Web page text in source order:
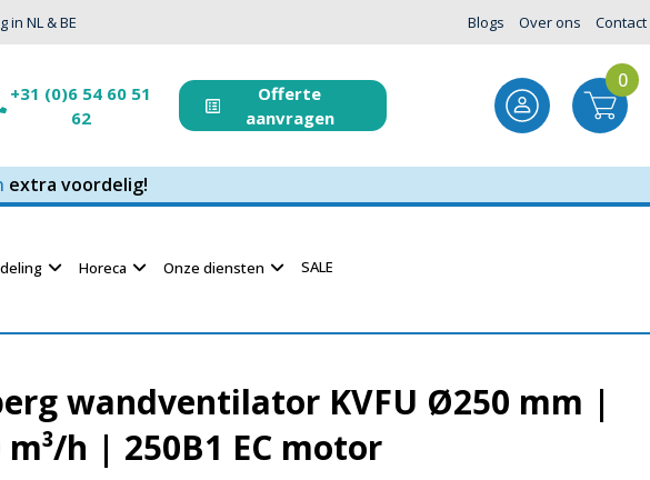
in NL & BE Blogs Over ons Contact
+31 (0)6 54 60 51
62
Offerte
aanvragen
0
extra voordelig!
Horeca Onze diensten SALE
wandventilator KVFU Ø250 mm |
m³/h | 250B1 EC motor